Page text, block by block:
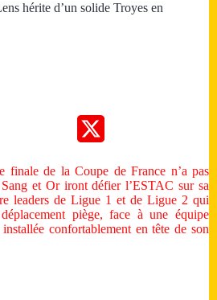
hérite d’un solide Troyes en
finale de la Coupe de France n’a pas
et Or iront défier l’ESTAC sur sa
leaders de Ligue 1 et de Ligue 2 qui
piège, face à une équipe
confortablement en tête de son